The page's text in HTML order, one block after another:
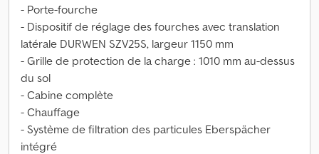
- Porte-fourche
- Dispositif de réglage des fourches avec translation
latérale DURWEN SZV25S, largeur 1150 mm
- Grille de protection de la charge : 1010 mm au-dessus
du sol
- Cabine complète
- Chauffage
- Système de filtration des particules Eberspächer
intégré